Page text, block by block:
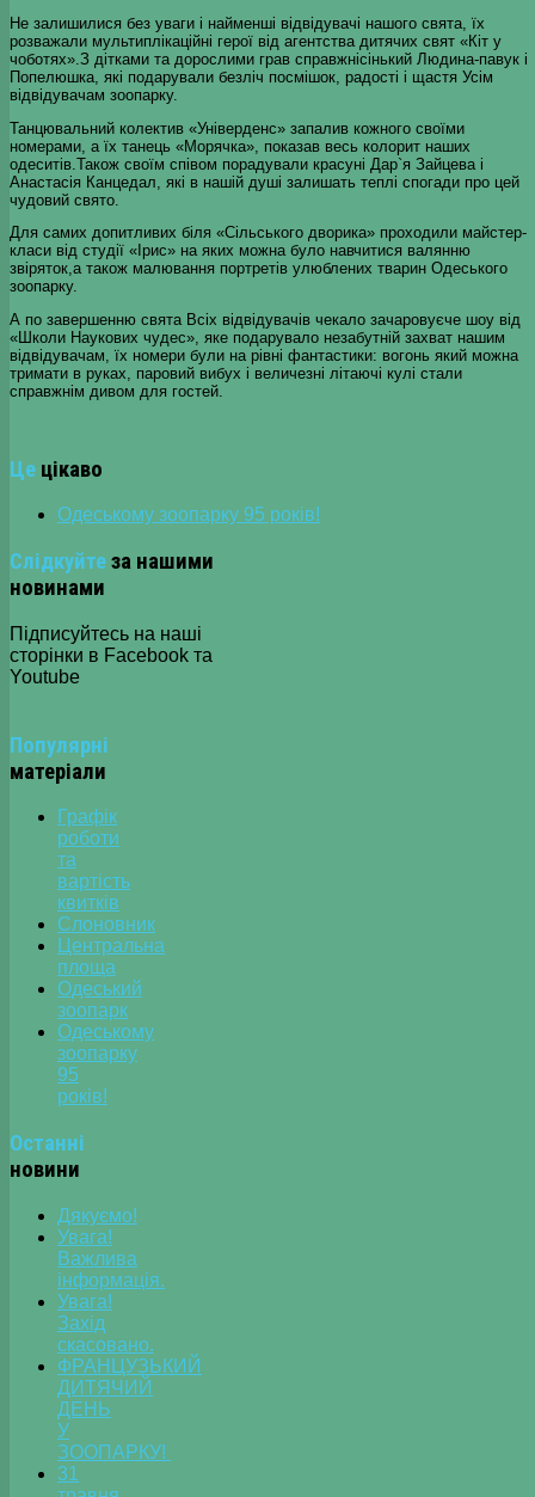
Не залишилися без уваги і найменші відвідувачі нашого свята, їх
розважали мультиплікаційні герої від агентства дитячих свят «Кіт у
чоботях».З дітками та дорослими грав справжнісінький Людина-павук і
Попелюшка, які подарували безліч посмішок, радості і щастя Усім
відвідувачам зоопарку.
Танцювальний колектив «Універденс» запалив кожного своїми
номерами, а їх танець «Морячка», показав весь колорит наших
одеситів.Також своїм співом порадували красуні Дар`я Зайцева і
Анастасія Канцедал, які в нашій душі залишать теплі спогади про цей
чудовий свято.
Для самих допитливих біля «Сільського дворика» проходили майстер-
класи від студії «Ірис» на яких можна було навчитися валянню
звіряток,а також малювання портретів улюблених тварин Одеського
зоопарку.
А по завершенню свята Всіх відвідувачів чекало зачаровуєче шоу від
«Школи Наукових чудес», яке подарувало незабутній захват нашим
відвідувачам, їх номери були на рівні фантастики: вогонь який можна
тримати в руках, паровий вибух і величезні літаючі кулі стали
справжнім дивом для гостей.
Це цікаво
Одеському зоопарку 95 років!
Слідкуйтеза нашими
новинами
Підписуйтесь на наші
сторінки в Facebook та
Youtube
Популярні
матеріали
Графік
роботи
та
вартість
квитків
Слоновник
Центральна
площа
Одеський
зоопарк
Одеському
зоопарку
95
років!
Останні
новини
Дякуємо!
Увага!
Важлива
інформація.
Увага!
Захід
скасовано.
ФРАНЦУЗЬКИЙ
ДИТЯЧИЙ
ДЕНЬ
У
ЗООПАРКУ!
31